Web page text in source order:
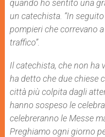
quando ho sentito una
un catechista. “In
pompieri che correvano
traffico”.
Il catechista, che non ha
ha detto che due chiese
città più colpita dagli
hanno sospeso le
celebreranno le Messe
Preghiamo ogni giorno